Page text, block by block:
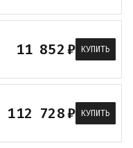
11 852₽ КУПИТЬ
112 728₽ КУПИТЬ